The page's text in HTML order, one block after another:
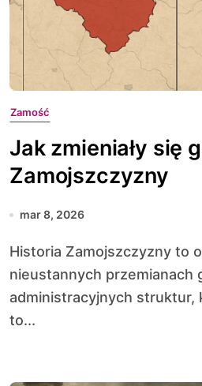
Zamość
Jak zmieniały się
Zamojszczyzny
mar 8, 2026
Historia Zamojszczyzny to opowieść o
nieustannych przemianach
administracyjnych struktur,
to...